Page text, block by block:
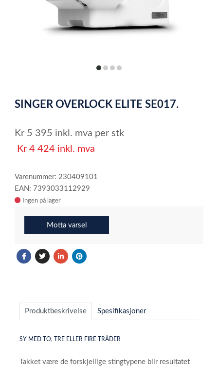
itemitemitemitem
of
SINGER OVERLOCK ELITE SE017.
Kr 5 395 inkl. mva per stk
Kr 4 424 inkl. mva
Varenummer: 230409101
EAN: 7393033112929
Ingen på lager
Motta varsel
Produktbeskrivelse Spesifikasjoner
SY MED TO, TRE ELLER FIRE TRÅDER
Takket være de forskjellige stingtypene blir resultatet